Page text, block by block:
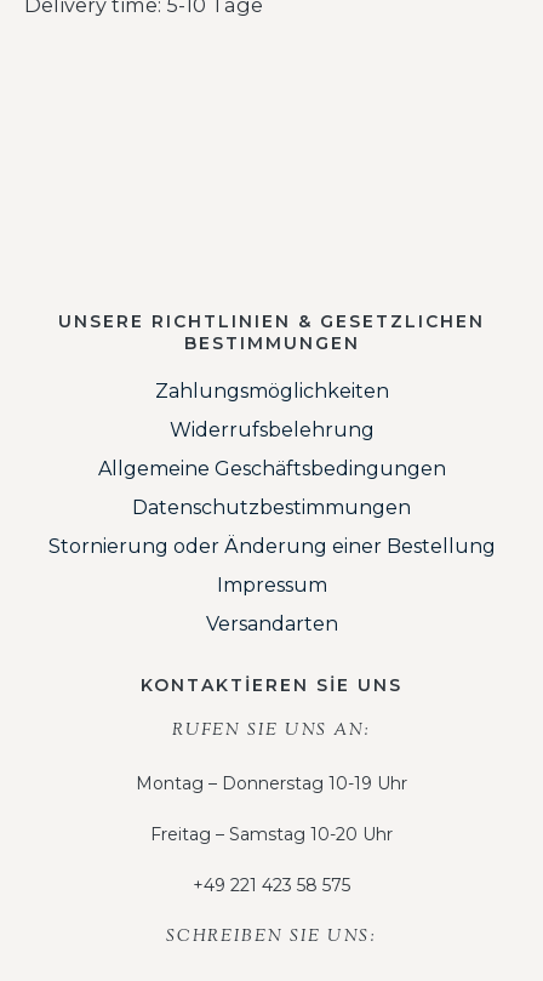
Delivery time: 5-10 Tage
UNSERE RICHTLINIEN & GESETZLICHEN
BESTIMMUNGEN
Zahlungsmöglichkeiten
Widerrufsbelehrung
Allgemeine Geschäftsbedingungen
Datenschutzbestimmungen
Stornierung oder Änderung einer Bestellung
Impressum
Versandarten
KONTAKTİEREN SİE UNS
RUFEN SIE UNS AN:
Montag – Donnerstag 10-19 Uhr
Freitag – Samstag 10-20 Uhr
+49 221 423 58 575
SCHREIBEN SIE UNS: